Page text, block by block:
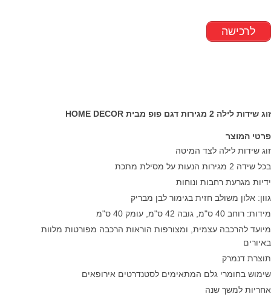
לרכישה
זוג שידות לילה 2 מגירות דגם פופ מבית HOME DECOR
פרטי המוצר
זוג שידות לילה לצד המיטה
בכל שידה 2 מגירות הנעות על מסילת מתכת
ידיות מגרעת רחבות ונוחות
גוון: אלון משולב חזית בגימור לבן מבריק
מידות: רוחב 40 ס"מ, גובה 42 ס"מ, עומק 40 ס"מ
מיועד להרכבה עצמית, ומצורפות הוראות הרכבה מפורטות מלוות
באיורים
תוצרת דנמרק
שימוש בחומרי גלם המתאימים לסטנדרטים אירופאים
אחריות למשך שנה